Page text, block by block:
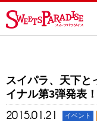
スイパラ、天下と
イナル第3弾発表
2015.01.21 イベント